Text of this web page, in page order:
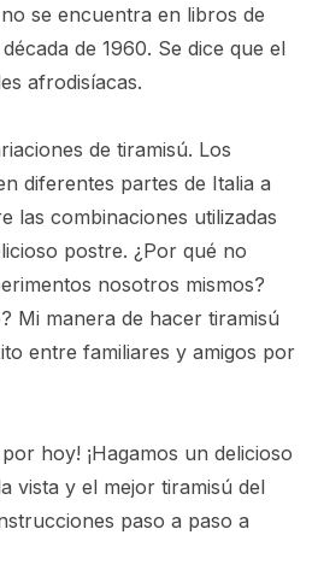
se encuentra en libros de
de 1960. Se dice que el
afrodisíacas.
de tiramisú. Los
diferentes partes de Italia a
las combinaciones utilizadas
postre. ¿Por qué no
nosotros mismos?
Mi manera de hacer tiramisú
entre familiares y amigos por
hoy! ¡Hagamos un delicioso
vista y el mejor tiramisú del
paso a paso a